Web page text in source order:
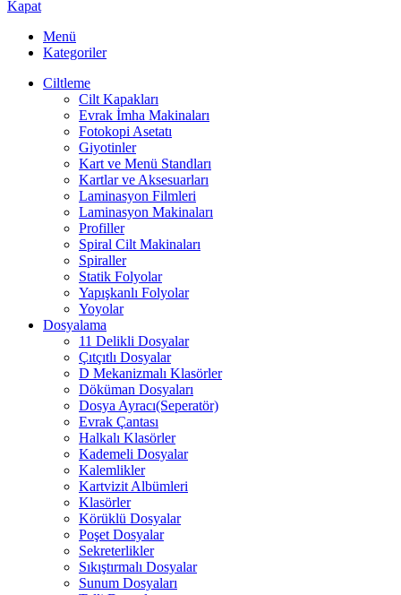
Kapat
Menü
Kategoriler
Ciltleme
Cilt Kapakları
Evrak İmha Makinaları
Fotokopi Asetatı
Giyotinler
Kart ve Menü Standları
Kartlar ve Aksesuarları
Laminasyon Filmleri
Laminasyon Makinaları
Profiller
Spiral Cilt Makinaları
Spiraller
Statik Folyolar
Yapışkanlı Folyolar
Yoyolar
Dosyalama
11 Delikli Dosyalar
Çıtçıtlı Dosyalar
D Mekanizmalı Klasörler
Döküman Dosyaları
Dosya Ayracı(Seperatör)
Evrak Çantası
Halkalı Klasörler
Kademeli Dosyalar
Kalemlikler
Kartvizit Albümleri
Klasörler
Körüklü Dosyalar
Poşet Dosyalar
Sekreterlikler
Sıkıştırmalı Dosyalar
Sunum Dosyaları